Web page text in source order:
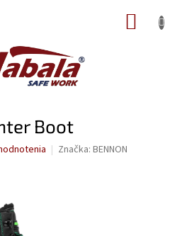
Boot
Značka: BENNON